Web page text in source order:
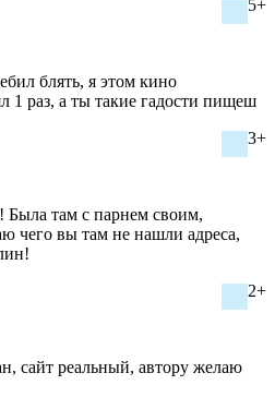
5+
блять, я этом кино
1 раз, а ты такие гадости пищеш
3+
там с парнем своим,
чего вы там не нашли адреса,
2+
сайт реальный, автору желаю